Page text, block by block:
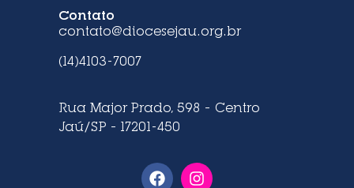
Contato
contato@diocesejau.org.br
(14)4103-7007
Rua Major Prado, 598 – Centro
Jaú/SP – 17201-450